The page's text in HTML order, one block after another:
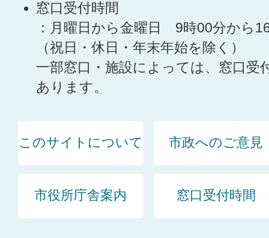
窓口受付時間
：月曜日から金曜日 9時00分から
（祝日・休日・年末年始を除く）
一部窓口・施設によっては、窓口受
あります。
このサイトについて 市政へのご意見
市役所庁舎案内 窓口受付時間